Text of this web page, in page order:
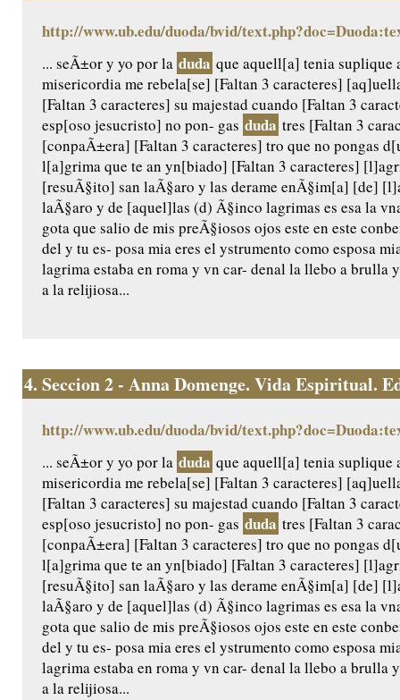
http://www.ub.edu/duoda/bvid/
... seÃ±or y yo por la duda que aquell[a] tenia suplique
misericordia me rebela[se] [Faltan 3 caracteres]
[Faltan 3 caracteres] su majestad cuando [Faltan 3
esp[oso jesucristo] no pon- gas duda tres [Faltan 3
[conpaÃ±era] [Faltan 3 caracteres] tro que no pongas
l[a]grima que te an yn[biado] [Faltan 3 caracteres]
[resuÃ§ito] san laÃ§aro y las derame enÃ§im[a] [de]
laÃ§aro y de [aquel]las (d) Ã§inco lagrimas es esa la
gota que salio de mis preÃ§iosos ojos este en este
del y tu es- posa mia eres el ystrumento como esposa
lagrima estaba en roma y vn car- denal la llebo a brulla
a la relijiosa...
4. Seccion 2 - Anna Domenge. Vida Espiritual.
http://www.ub.edu/duoda/bvid/
... seÃ±or y yo por la duda que aquell[a] tenia suplique
misericordia me rebela[se] [Faltan 3 caracteres]
[Faltan 3 caracteres] su majestad cuando [Faltan 3
esp[oso jesucristo] no pon- gas duda tres [Faltan 3
[conpaÃ±era] [Faltan 3 caracteres] tro que no pongas
l[a]grima que te an yn[biado] [Faltan 3 caracteres]
[resuÃ§ito] san laÃ§aro y las derame enÃ§im[a] [de]
laÃ§aro y de [aquel]las (d) Ã§inco lagrimas es esa la
gota que salio de mis preÃ§iosos ojos este en este
del y tu es- posa mia eres el ystrumento como esposa
lagrima estaba en roma y vn car- denal la llebo a brulla
a la relijiosa...